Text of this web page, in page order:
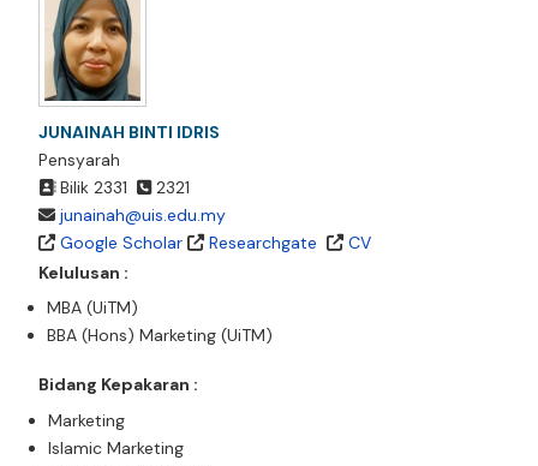
JUNAINAH BINTI IDRIS
Pensyarah
Bilik 2331
2321
junainah@uis.edu.my
Google Scholar
Researchgate
CV
Kelulusan :
MBA (UiTM)
BBA (Hons) Marketing (UiTM)
Bidang Kepakaran :
Marketing
Islamic Marketing